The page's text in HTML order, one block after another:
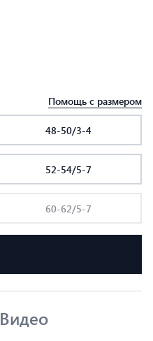
Помощь с размером
48-50/3-4
52-54/5-7
60-62/5-7
Видео